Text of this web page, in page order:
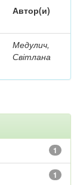
Автор(и)
Медулич,
Світлана
1
1